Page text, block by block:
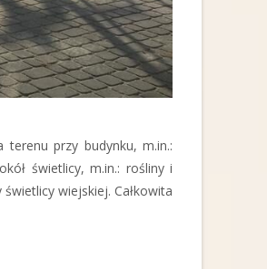
przy budynku, m.in.:
świetlicy, m.in.: rośliny i
wiejskiej. Całkowita